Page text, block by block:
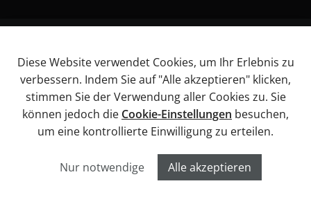
Impressum
AGB
Datenschutz
Widerrufsbelehrung
Informationen über Barrierefreiheitsanforderungen
Diese Website verwendet Cookies, um Ihr Erlebnis zu
verbessern. Indem Sie auf "Alle akzeptieren" klicken,
stimmen Sie der Verwendung aller Cookies zu. Sie
können jedoch die Cookie-Einstellungen besuchen,
um eine kontrollierte Einwilligung zu erteilen.
Nur notwendige Alle akzeptieren